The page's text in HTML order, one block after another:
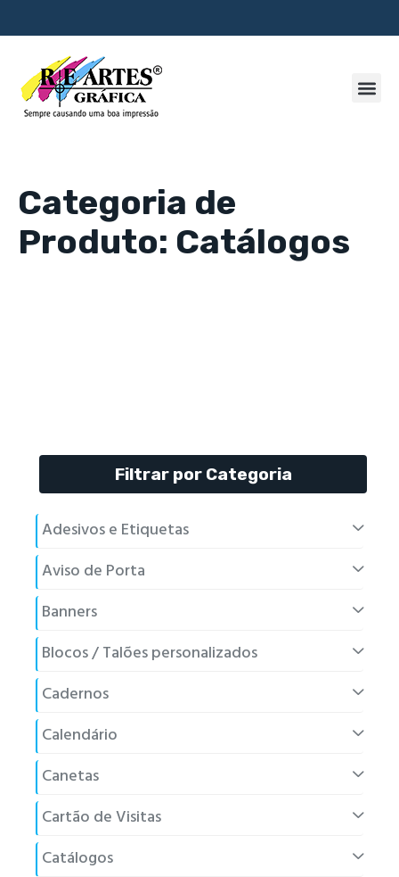
Categoria de
Produto: Catálogos
Filtrar por Categoria
Adesivos e Etiquetas
Aviso de Porta
Banners
Blocos / Talões personalizados
Cadernos
Calendário
Canetas
Cartão de Visitas
Catálogos